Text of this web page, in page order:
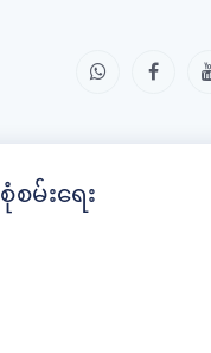
စုံစမ်းရေး